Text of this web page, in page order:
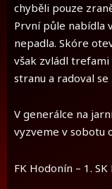
chyběli pouze
První půle nabídla
nepadla. Skóre
však zvládl trefami
stranu a radoval se
V generálce na
vyzveme v sobotu
FK Hodonín – 1. SK